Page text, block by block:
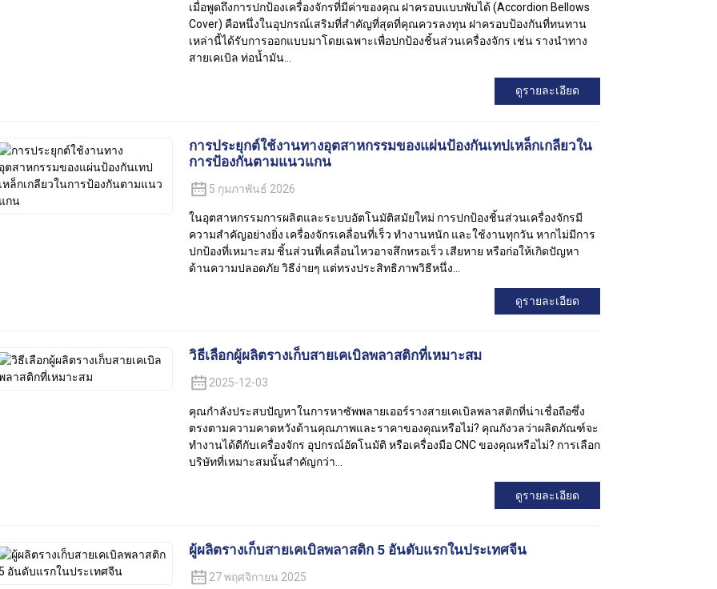
เมื่อพูดถึงการปกป้องเครื่องจักรที่มีค่าของคุณ ฝาครอบแบบพับได้ (Accordion Bellows
Cover) คือหนึ่งในอุปกรณ์เสริมที่สำคัญที่สุดที่คุณควรลงทุน ฝาครอบป้องกันที่ทนทาน
เหล่านี้ได้รับการออกแบบมาโดยเฉพาะเพื่อปกป้องชิ้นส่วนเครื่องจักร เช่น รางนำทาง
สายเคเบิล ท่อน้ำมัน...
ดูรายละเอียด
การประยุกต์ใช้งานทางอุตสาหกรรมของแผ่นป้องกันเทปเหล็กเกลียวใน
การป้องกันตามแนวแกน
5 กุมภาพันธ์ 2026
ในอุตสาหกรรมการผลิตและระบบอัตโนมัติสมัยใหม่ การปกป้องชิ้นส่วนเครื่องจักรมี
ความสำคัญอย่างยิ่ง เครื่องจักรเคลื่อนที่เร็ว ทำงานหนัก และใช้งานทุกวัน หากไม่มีการ
ปกป้องที่เหมาะสม ชิ้นส่วนที่เคลื่อนไหวอาจสึกหรอเร็ว เสียหาย หรือก่อให้เกิดปัญหา
ด้านความปลอดภัย วิธีง่ายๆ แต่ทรงประสิทธิภาพวิธีหนึ่ง...
ดูรายละเอียด
วิธีเลือกผู้ผลิตรางเก็บสายเคเบิลพลาสติกที่เหมาะสม
2025-12-03
คุณกำลังประสบปัญหาในการหาซัพพลายเออร์รางสายเคเบิลพลาสติกที่น่าเชื่อถือซึ่ง
ตรงตามความคาดหวังด้านคุณภาพและราคาของคุณหรือไม่? คุณกังวลว่าผลิตภัณฑ์จะ
ทำงานได้ดีกับเครื่องจักร อุปกรณ์อัตโนมัติ หรือเครื่องมือ CNC ของคุณหรือไม่? การเลือก
บริษัทที่เหมาะสมนั้นสำคัญกว่า...
ดูรายละเอียด
ผู้ผลิตรางเก็บสายเคเบิลพลาสติก 5 อันดับแรกในประเทศจีน
27 พฤศจิกายน 2025